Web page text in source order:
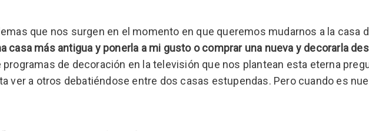
que nos surgen en el momento en que queremos mudarnos a la casa
casa más antigua y ponerla a mi gusto o comprar una nueva y decorarla
de decoración en la televisión que nos plantean esta eterna
ver a otros debatiéndose entre dos casas estupendas. Pero cuando es